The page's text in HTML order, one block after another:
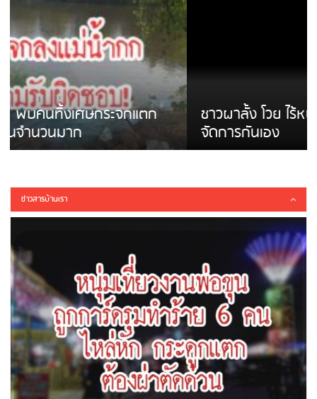
ชาวผาลั้ง โวย ไร้หน่วยงานดูแล ดินสไลด์ ต้อง
จัดการกันเอง
ข่าวสารบ้านเรา